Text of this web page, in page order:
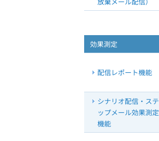
効果測定
配信レポート機能
シナリオ配信・ステ
ップメール効果測定
機能